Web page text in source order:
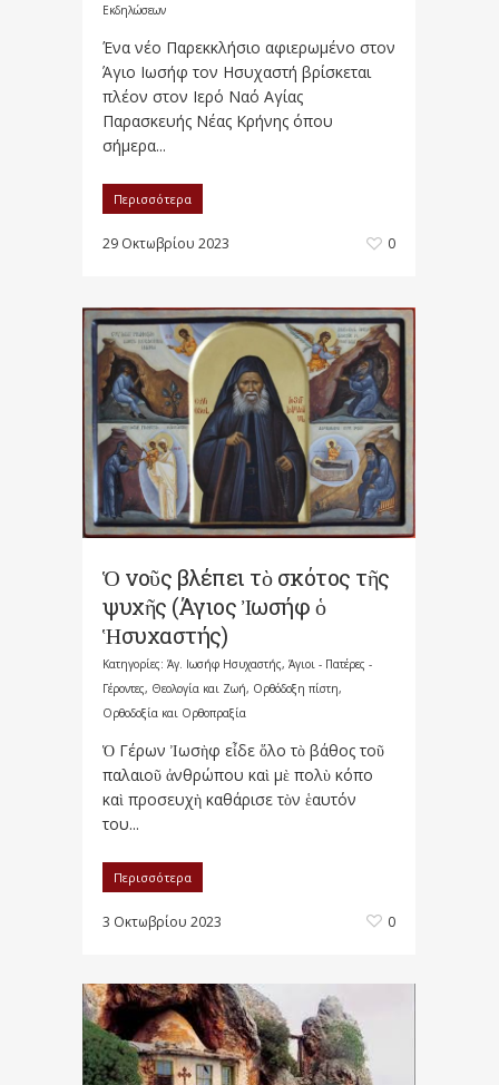
Εκδηλώσεων
Ένα νέο Παρεκκλήσιο αφιερωμένο στον
Άγιο Ιωσήφ τον Ησυχαστή βρίσκεται
πλέον στον Ιερό Ναό Αγίας
Παρασκευής Νέας Κρήνης όπου
σήμερα...
Περισσότερα
29 Οκτωβρίου 2023 0
Ὁ νοῦς βλέπει τὸ σκότος τῆς
ψυχῆς (Άγιος Ἰωσήφ ὁ
Ἡσυχαστής)
Κατηγορίες: Άγ. Ιωσήφ Ησυχαστής, Άγιοι - Πατέρες -
Γέροντες, Θεολογία και Ζωή, Ορθόδοξη πίστη,
Ορθοδοξία και Ορθοπραξία
Ὁ Γέρων Ἰωσὴφ εἶδε ὅλο τὸ βάθος τοῦ
παλαιοῦ ἀνθρώπου καὶ μὲ πολὺ κόπο
καὶ προσευχὴ καθάρισε τὸν ἑαυτόν
του...
Περισσότερα
3 Οκτωβρίου 2023 0